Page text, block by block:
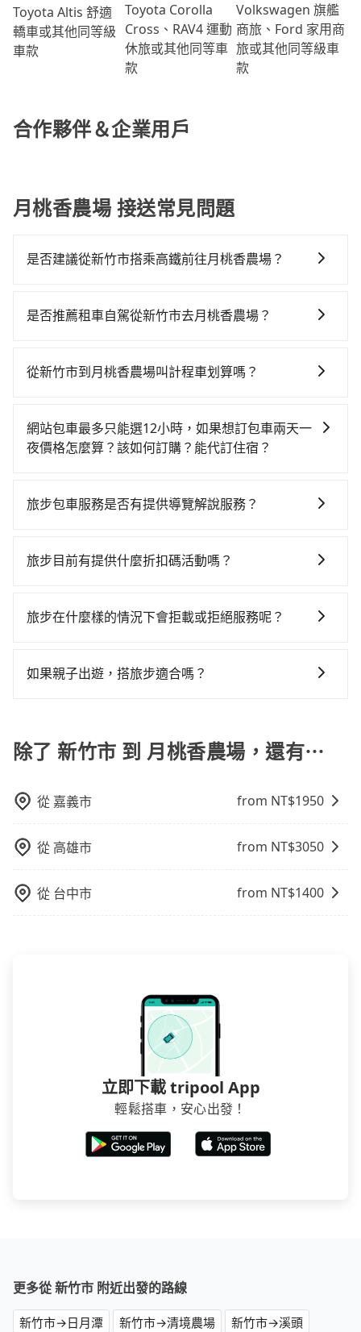
Toyota Altis 舒適
轎車或其他同等級
車款
Toyota Corolla
Cross、RAV4 運動
休旅或其他同等車
款
Volkswagen 旗艦
商旅、Ford 家用商
旅或其他同等級車
款
合作夥伴＆企業用戶
月桃香農場 接送常見問題
是否建議從新竹市搭乘高鐵前往月桃香農場？
時！不過從最早一班車07:02到末班車21:47，新竹-彰化
的新竹高鐵站，叫一輛計程車花費約400元、車程約30
彰化高鐵站，每人票價540元，再用5分鐘出站、等待車
站前排班的計程車，搭上小黃後約花50分鐘、車費700
乘之平均每人花費為910元。但如果全程使用tripool並
負擔60元車資，而且更會額外浪費9分鐘在轉乘與等車
50%的交通費用。
是否推薦租車自駕從新竹市去月桃香農場？
時不需要閉目養神（因為要自己開車），最重要的是你
$115~205承租小轎車，每公里再額外加收$3.2，從新竹
市（東區）到月桃香農場的花費預估為
時40元路邊停車費用預估進去，但額外的汽車保險與可
差的車款，如果人數超過四位，更是沒有較大的七人座
凹的車門仍未被修理，每一次租車都好像在開樂透一
車位，對於急著用車或者要載其他乘客的人來說就有不
上下車地點仍有段距離，在遇到下雨天或者載行李時，
就顯得非常不便。
從新竹市到月桃香農場叫計程車划算嗎？
灣大車隊、Uber、Line Taxi、Yoxi等，如果在路邊攔不
到車，也可考慮打電話至附近的計程車隊，如佳富車
tripool可省高達$1,900。但如果要考慮到回程，南投縣
以上，無論在價格或服務品質上，tripool都是你從新竹
網站包車最多只能選12小時，如果想訂包車兩天一
夜價格怎麼算？該如何訂購？能代訂住宿？
需要連續兩天的包車服務，可以在官網上分開預定兩天
旅步包車服務是否有提供導覽解說服務？
需要導覽服務，可事先透過電子郵件
旅步目前有提供什麼折扣碼活動嗎？
app可享折扣碼，您可以關注我們的官網、社交媒體或訂
旅步在什麼樣的情況下會拒載或拒絕服務呢？
原因，司機有權拒絕服務： 1) 當日搭車人數或行李超過
童的安全，依道路交通安全規則規定，四歲以下的孩童
必須乘坐兒童座椅。 3) 搭乘寵物友善專車卻沒有裝籠。
如果親子出遊，搭旅步適合嗎？
出遊時安全更有保障。
除了 新竹市 到 月桃香農場，還有⋯
從 嘉義市 from NT$1950
從 高雄市 from NT$3050
從 台中市 from NT$1400
立即下載 tripool App
輕鬆搭車，安心出發！
更多從 新竹市 附近出發的路線
新竹市→日月潭 新竹市→清境農場
新竹市→溪頭